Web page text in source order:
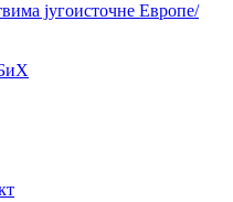
југоисточне Европе/